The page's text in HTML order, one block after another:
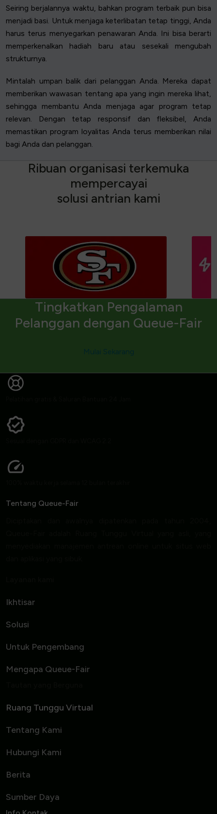
Seiring berjalannya waktu, bahkan program terbaik pun bisa
menjadi basi. Untuk menjaga keterlibatan tetap tinggi, Anda
harus terus menyegarkan penawaran Anda. Ini bisa berarti
memperkenalkan hadiah baru atau sesekali mengubah
strukturnya.
Mintalah umpan balik dari pelanggan Anda. Mereka dapat
memberikan wawasan tentang apa yang ingin mereka lihat,
sehingga membantu Anda menjaga agar program tetap
relevan. Dengan tetap responsif dan fleksibel, Anda
memastikan program loyalitas Anda terus memberikan nilai
bagi Anda dan pelanggan.
Ribuan organisasi terkemuka
mempercayai
solusi antrian kami
Tingkatkan Pengalaman
Pelanggan dengan Queue-Fair
Tentang Queue-Fair
Ikhtisar
Solusi
Untuk Pengembang
Mengapa Queue-Fair
Ruang Tunggu Virtual
Tentang Kami
Hubungi Kami
Berita
Sumber Daya